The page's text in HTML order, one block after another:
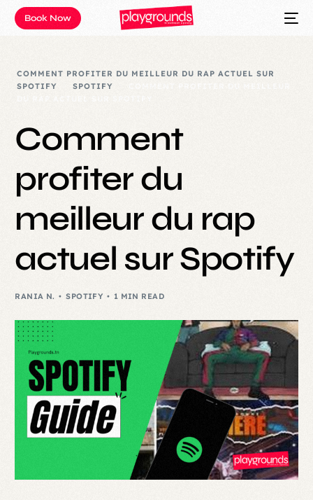
Book Now
COMMENT PROFITER DU MEILLEUR DU RAP ACTUEL SUR
SPOTIFY
SPOTIFY
Comment
profiter du
meilleur du rap
actuel sur Spotify
RANIA N. SPOTIFY 1 MIN READ